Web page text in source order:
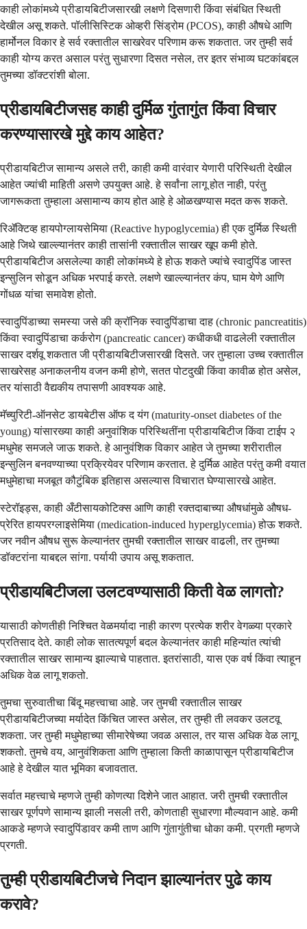
काही लोकांमध्ये प्रीडायबिटीजसारखी लक्षणे दिसणारी किंवा संबंधित स्थिती
देखील असू शकते. पॉलीसिस्टिक ओव्हरी सिंड्रोम (PCOS), काही औषधे आणि
हार्मोनल विकार हे सर्व रक्तातील साखरेवर परिणाम करू शकतात. जर तुम्ही सर्व
काही योग्य करत असाल परंतु सुधारणा दिसत नसेल, तर इतर संभाव्य घटकांबद्दल
तुमच्या डॉक्टरांशी बोला.
प्रीडायबिटीजसह काही दुर्मिळ गुंतागुंत किंवा विचार
करण्यासारखे मुद्दे काय आहेत?
प्रीडायबिटीज सामान्य असले तरी, काही कमी वारंवार येणारी परिस्थिती देखील
आहेत ज्यांची माहिती असणे उपयुक्त आहे. हे सर्वांना लागू होत नाही, परंतु
जागरूकता तुम्हाला असामान्य काय होत आहे हे ओळखण्यास मदत करू शकते.
रिॲक्टिव्ह हायपोग्लायसेमिया (Reactive hypoglycemia) ही एक दुर्मिळ स्थिती
आहे जिथे खाल्ल्यानंतर काही तासांनी रक्तातील साखर खूप कमी होते.
प्रीडायबिटीज असलेल्या काही लोकांमध्ये हे होऊ शकते ज्यांचे स्वादुपिंड जास्त
इन्सुलिन सोडून अधिक भरपाई करते. लक्षणे खाल्ल्यानंतर कंप, घाम येणे आणि
गोंधळ यांचा समावेश होतो.
स्वादुपिंडाच्या समस्या जसे की क्रॉनिक स्वादुपिंडाचा दाह (chronic pancreatitis)
किंवा स्वादुपिंडाचा कर्करोग (pancreatic cancer) कधीकधी वाढलेली रक्तातील
साखर दर्शवू शकतात जी प्रीडायबिटीजसारखी दिसते. जर तुम्हाला उच्च रक्तातील
साखरेसह अनाकलनीय वजन कमी होणे, सतत पोटदुखी किंवा कावीळ होत असेल,
तर यांसाठी वैद्यकीय तपासणी आवश्यक आहे.
मॅच्युरिटी-ऑनसेट डायबेटीस ऑफ द यंग (maturity-onset diabetes of the
young) यांसारख्या काही अनुवांशिक परिस्थितींना प्रीडायबिटीज किंवा टाईप २
मधुमेह समजले जाऊ शकते. हे आनुवंशिक विकार आहेत जे तुमच्या शरीरातील
इन्सुलिन बनवण्याच्या प्रक्रियेवर परिणाम करतात. हे दुर्मिळ आहेत परंतु कमी वयात
मधुमेहाचा मजबूत कौटुंबिक इतिहास असल्यास विचारात घेण्यासारखे आहेत.
स्टेरॉइड्स, काही अँटीसायकोटिक्स आणि काही रक्तदाबाच्या औषधांमुळे औषध-
प्रेरित हायपरग्लाइसेमिया (medication-induced hyperglycemia) होऊ शकते.
जर नवीन औषध सुरू केल्यानंतर तुमची रक्तातील साखर वाढली, तर तुमच्या
डॉक्टरांना याबद्दल सांगा. पर्यायी उपाय असू शकतात.
प्रीडायबिटीजला उलटवण्यासाठी किती वेळ लागतो?
यासाठी कोणतीही निश्चित वेळमर्यादा नाही कारण प्रत्येक शरीर वेगळ्या प्रकारे
प्रतिसाद देते. काही लोक सातत्यपूर्ण बदल केल्यानंतर काही महिन्यांत त्यांची
रक्तातील साखर सामान्य झाल्याचे पाहतात. इतरांसाठी, यास एक वर्ष किंवा त्याहून
अधिक वेळ लागू शकतो.
तुमचा सुरुवातीचा बिंदू महत्त्वाचा आहे. जर तुमची रक्तातील साखर
प्रीडायबिटीजच्या मर्यादेत किंचित जास्त असेल, तर तुम्ही ती लवकर उलटवू
शकता. जर तुम्ही मधुमेहाच्या सीमारेषेच्या जवळ असाल, तर यास अधिक वेळ लागू
शकतो. तुमचे वय, आनुवंशिकता आणि तुम्हाला किती काळापासून प्रीडायबिटीज
आहे हे देखील यात भूमिका बजावतात.
सर्वात महत्त्वाचे म्हणजे तुम्ही कोणत्या दिशेने जात आहात. जरी तुमची रक्तातील
साखर पूर्णपणे सामान्य झाली नसली तरी, कोणताही सुधारणा मौल्यवान आहे. कमी
आकडे म्हणजे स्वादुपिंडावर कमी ताण आणि गुंतागुंतीचा धोका कमी. प्रगती म्हणजे
प्रगती.
तुम्ही प्रीडायबिटीजचे निदान झाल्यानंतर पुढे काय
करावे?